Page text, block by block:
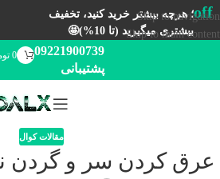
Skip to navigation
Skip to main content
off؛ هرچه بیشتر خرید کنید، تخفیف
بیشتری میگیرید (تا 10%)🤩
09221900739
پشتیبانی
0
مقالات کوال
عرق كردن سر و گردن